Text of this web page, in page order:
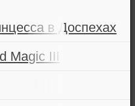
в Доспехах
Magic III